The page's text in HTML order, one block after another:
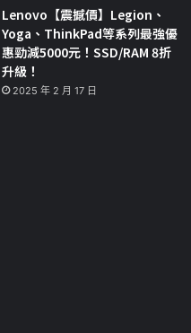
Lenovo【震撼價】Legion、
Yoga、ThinkPad等系列最強優
惠勁減5000元！SSD/RAM 8折
升級！
2025 年 2 月 17 日